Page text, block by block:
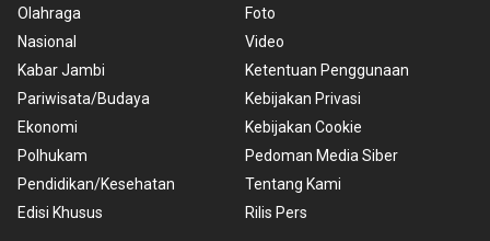
Olahraga
Nasional
Kabar Jambi
Pariwisata/Budaya
Ekonomi
Polhukam
Pendidikan/Kesehatan
Edisi Khusus
Foto
Video
Ketentuan Penggunaan
Kebijakan Privasi
Kebijakan Cookie
Pedoman Media Siber
Tentang Kami
Rilis Pers